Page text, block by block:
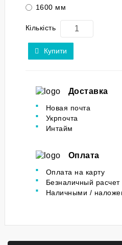
1600 мм
Кількість
Купити
Доставка
Новая почта
Укрпочта
Интайм
Оплата
Оплата на карту
Безналичный расчет
Наличными /